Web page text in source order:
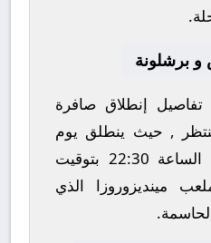
و برشلونة
تفاصيل إنطلاق صافرة
, حيث ينطلق يوم
22:30 بتوقيت
مينديزوروزا الذي